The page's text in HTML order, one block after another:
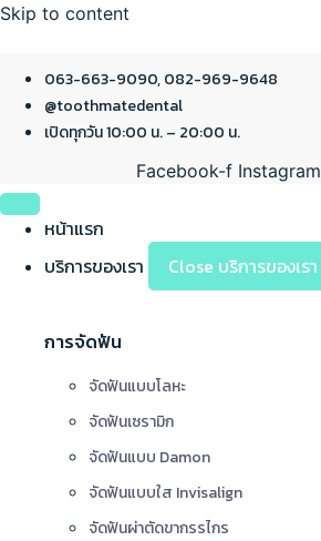
Skip to content
063-663-9090, 082-969-9648
@toothmatedental
เปิดทุกวัน 10:00 น. – 20:00 น.
Facebook-f Instagram
หน้าแรก
บริการของเรา
Close บริการของเรา
การจัดฟัน
จัดฟันแบบโลหะ
จัดฟันเซรามิก
จัดฟันแบบ Damon
จัดฟันแบบใส Invisalign
จัดฟันผ่าตัดขากรรไกร